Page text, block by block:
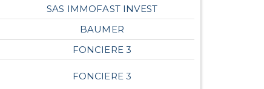
SAS IMMOFAST INVEST
BAUMER
FONCIERE 3
FONCIERE 3